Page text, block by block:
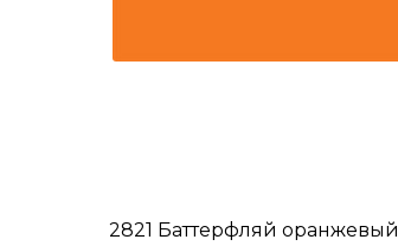
2821 Баттерфляй оранжевый